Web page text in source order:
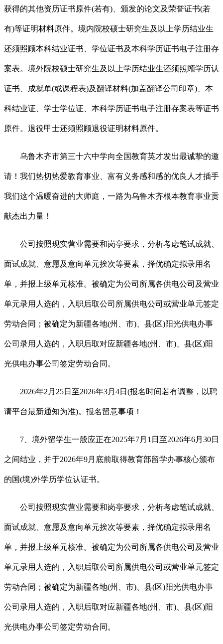
获得的其他资历证书原件(若有)、颁发的论文及荣誉证书(若
有)等证明材料原件。境内院校硕士研究生及以上学历结业生
还须照顾本科结业证书、学位证书及本科学历证书电子注册存
案表。境外院校硕士研究生及以上学历结业生还须照顾学历认
证书、成就单(或课程表)及翻译材料(加盖翻译公司印章)、本
科结业证、学士学位证、本科学历证书电子注册存案表等证书
原件。退役甲士还须照顾退役证明材料原件。
乌鲁木齐市第三十六中学向全国教育英才发出最诚挚的邀
请！我们热切热爱教育事业、富有义务感和感的优良人才插手
我们这个温暖奋进的大师庭，一路为乌鲁木齐根本教育事业贡
献杰出力量！
公司按照现实营业需要和岗亭要求，分析考虑笔试成就、
面试成就、意愿及意向单元挨次等要素，择优确定拟录用名
单，并报上级单元核准。被确定为公司所属各供电公司及营业
单元录用人选的，入职后取公司所属供电公司或营业单元签定
劳动合同；被确定为新疆各地(州、市)、县(区)阳光供电办事
公司录用人选的，入职后取对应新疆各地(州、市)、县(区)阳
光供电办事公司签定劳动合同。
2026年2月25日至2026年3月4日(报名时间若有调整，以聘
请平台最新通知为准)。报名留意事项！
7、境外留学生一般应正在2025年7月1日至2026年6月30日
之间结业，并于2026年9月底前取得教育部留学办事核心颁布
的国(境)外学历学位认证书。
公司按照现实营业需要和岗亭要求，分析考虑笔试成就、
面试成就、意愿及意向单元挨次等要素，择优确定拟录用名
单，并报上级单元核准。被确定为公司所属各供电公司及营业
单元录用人选的，入职后取公司所属供电公司或营业单元签定
劳动合同；被确定为新疆各地(州、市)、县(区)阳光供电办事
公司录用人选的，入职后取对应新疆各地(州、市)、县(区)阳
光供电办事公司签定劳动合同。